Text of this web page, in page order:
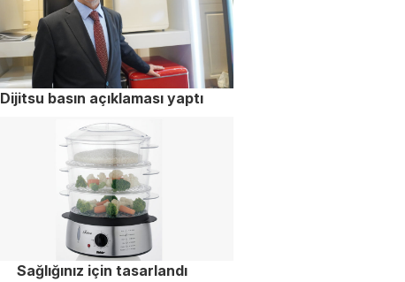
Dijitsu basın açıklaması yaptı
Sağlığınız için tasarlandı